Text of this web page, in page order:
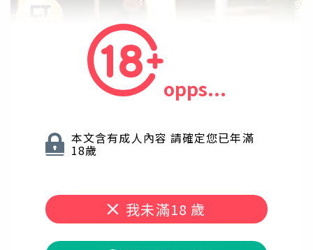
本文含有成人內容 請確定您已年滿
18歲
我未滿18 歲